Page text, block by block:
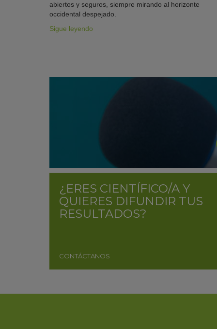
abiertos y seguros, siempre mirando al horizonte
occidental despejado.
Sigue leyendo
¿ERES CIENTÍFICO/A Y
QUIERES DIFUNDIR TUS
RESULTADOS?
CONTÁCTANOS